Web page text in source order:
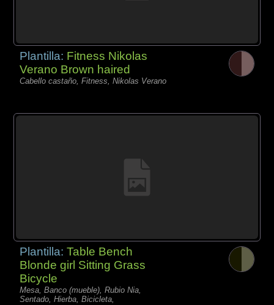
Plantilla: Fitness Nikolas
Verano Brown haired
Cabello castaño, Fitness, Nikolas Verano
Plantilla:Table Bench
Blonde girl Sitting Grass
Bicycle
Mesa, Banco (mueble), Rubio Nia,
Sentado, Hierba, Bicicleta,